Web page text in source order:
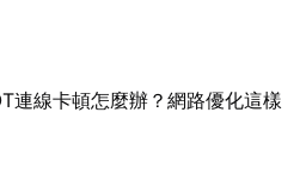
連線卡頓怎麼辦？網路優化這樣